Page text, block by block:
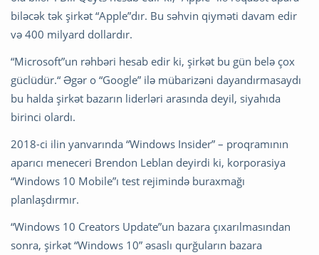
biləcək tək şirkət “Apple”dır. Bu səhvin qiyməti davam edir
və 400 milyard dollardır.
“Microsoft”un rəhbəri hesab edir ki, şirkət bu gün belə çox
güclüdür.“ Əgər o “Google” ilə mübarizəni dayandırmasaydı
bu halda şirkət bazarın liderləri arasında deyil, siyahıda
birinci olardı.
2018-ci ilin yanvarında “Windows Insider” – proqramının
aparıcı meneceri Brendon Leblan deyirdi ki, korporasiya
“Windows 10 Mobile”ı test rejimində buraxmağı
planlaşdırmır.
“Windows 10 Creators Update”un bazara çıxarılmasından
sonra, şirkət “Windows 10” əsaslı qurğuların bazara